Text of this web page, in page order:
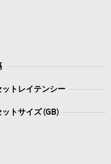
ットレイテンシー
トサイズ (GB)